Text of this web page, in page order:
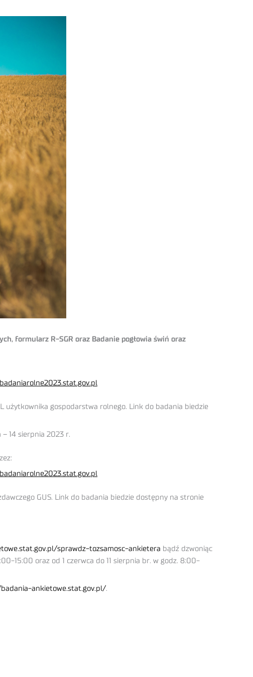
formularz R-SGR oraz Badanie pogłowia świń oraz
badaniarolne2023.stat.gov.pl
użytkownika gospodarstwa rolnego. Link do badania biedzie
14 sierpnia 2023 r.
badaniarolne2023.stat.gov.pl
GUS. Link do badania biedzie dostępny na stronie
sprawdz-tozsamosc-ankietera bądź dzwoniąc
15:00 oraz od 1 czerwca do 11 sierpnia br. w godz. 8:00-
ankietowe.stat.gov.pl/.